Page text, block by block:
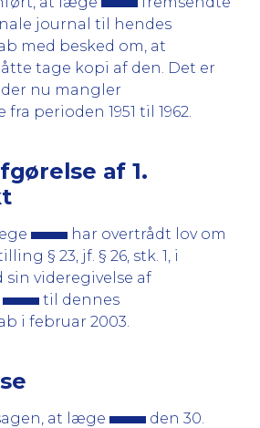
journal til hendes
med besked om, at
tage kopi af den. Det er
nu mangler
perioden 1951 til 1962.
af 1.
har overtrådt lov om
§ 23, jf. § 26, stk. 1, i
videregivelse af
til dennes
i februar 2003.
at læge
den 30.